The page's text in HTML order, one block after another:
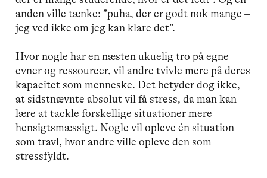
anden ville tænke: ”puha, der er godt nok mange –
jeg ved ikke om jeg kan klare det”.
Hvor nogle har en næsten ukuelig tro på egne
evner og ressourcer, vil andre tvivle mere på deres
kapacitet som menneske. Det betyder dog ikke,
at sidstnævnte absolut vil få stress, da man kan
lære at tackle forskellige situationer mere
hensigtsmæssigt. Nogle vil opleve én situation
som travl, hvor andre ville opleve den som
stressfyldt.